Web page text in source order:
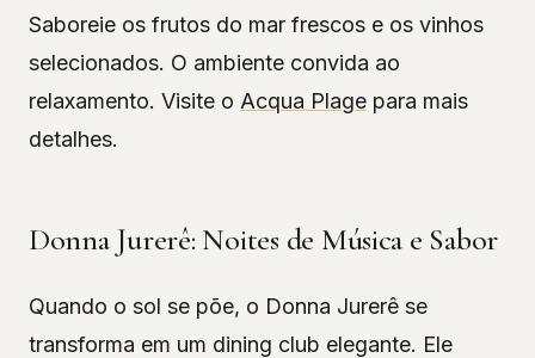
Saboreie os frutos do mar frescos e os vinhos
selecionados. O ambiente convida ao
relaxamento. Visite o Acqua Plage para mais
detalhes.
Donna Jurerê: Noites de Música e Sabor
Quando o sol se põe, o Donna Jurerê se
transforma em um dining club elegante. Ele